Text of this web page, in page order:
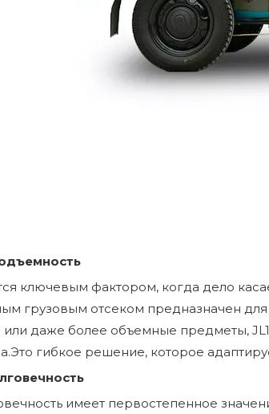
ключевым фактором, когда дело
грузовым отсеком предназначен
даже более объемные предметы,
гибкое решение, которое
имеет первостепенное